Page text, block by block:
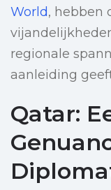
World, hebben
regionale
aanleiding
Qatar: